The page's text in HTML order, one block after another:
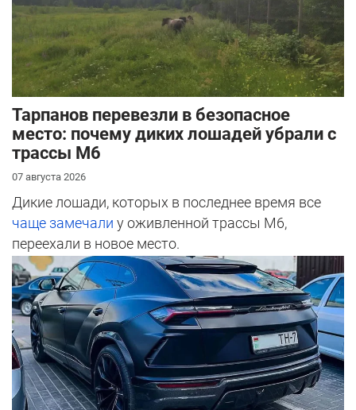
Тарпанов перевезли в безопасное
место: почему диких лошадей убрали с
трассы М6
07 августа 2026
Дикие лошади, которых в последнее время все
чаще замечали у оживленной трассы М6,
переехали в новое место.